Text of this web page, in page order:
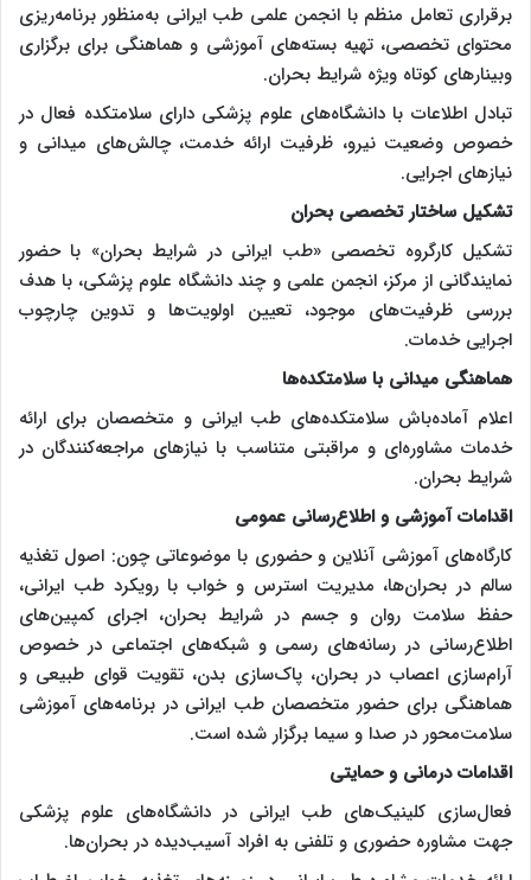
برقراری تعامل منظم با انجمن علمی طب ایرانی به‌منظور برنامه‌ریزی
محتوای تخصصی، تهیه بسته‌های آموزشی و هماهنگی برای برگزاری
وبینارهای کوتاه ویژه شرایط بحران.
تبادل اطلاعات با دانشگاه‌های علوم پزشکی دارای سلامتکده فعال در
خصوص وضعیت نیرو، ظرفیت ارائه خدمت، چالش‌های میدانی و
نیازهای اجرایی.
تشکیل ساختار تخصصی بحران
تشکیل کارگروه تخصصی «طب ایرانی در شرایط بحران» با حضور
نمایندگانی از مرکز، انجمن علمی و چند دانشگاه علوم پزشکی، با هدف
بررسی ظرفیت‌های موجود، تعیین اولویت‌ها و تدوین چارچوب
اجرایی خدمات.
هماهنگی میدانی با سلامتکده‌ها
اعلام آماده‌باش سلامتکده‌های طب ایرانی و متخصصان برای ارائه
خدمات مشاوره‌ای و مراقبتی متناسب با نیازهای مراجعه‌کنندگان در
شرایط بحران.
اقدامات آموزشی و اطلاع‌رسانی عمومی
کارگاه‌های آموزشی آنلاین و حضوری با موضوعاتی چون: اصول تغذیه
سالم در بحران‌ها، مدیریت استرس و خواب با رویکرد طب ایرانی،
حفظ سلامت روان و جسم در شرایط بحران، اجرای کمپین‌های
اطلاع‌رسانی در رسانه‌های رسمی و شبکه‌های اجتماعی در خصوص
آرام‌سازی اعصاب در بحران، پاک‌سازی بدن، تقویت قوای طبیعی و
هماهنگی برای حضور متخصصان طب ایرانی در برنامه‌های آموزشی
سلامت‌محور در صدا و سیما برگزار شده است.
اقدامات درمانی و حمایتی
فعال‌سازی کلینیک‌های طب ایرانی در دانشگاه‌های علوم پزشکی
جهت مشاوره حضوری و تلفنی به افراد آسیب‌دیده در بحران‌ها.